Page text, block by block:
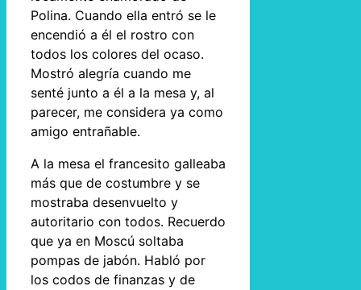
Polina. Cuando ella entró se le
encendió a él el rostro con
todos los colores del ocaso.
Mostró alegría cuando me
senté junto a él a la mesa y, al
parecer, me considera ya como
amigo entrañable.
A la mesa el francesito galleaba
más que de costumbre y se
mostraba desenvuelto y
autoritario con todos. Recuerdo
que ya en Moscú soltaba
pompas de jabón. Habló por
los codos de finanzas y de